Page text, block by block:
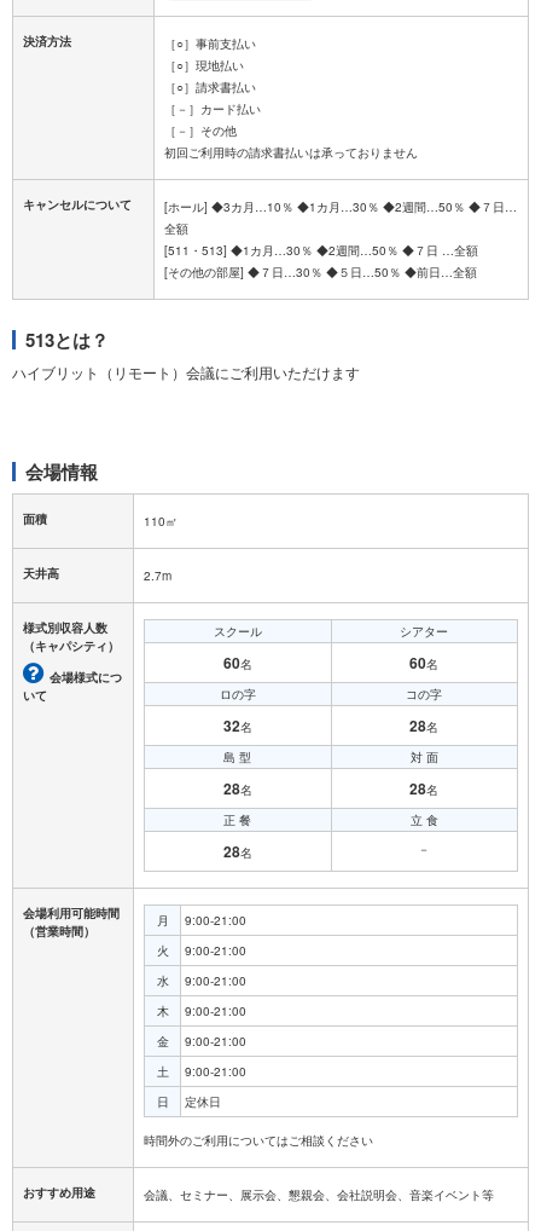
決済方法
［○］事前支払い
［○］現地払い
［○］請求書払い
［－］カード払い
［－］その他
キャンセルについて
[ホール] ◆3カ月…10％ ◆1カ月…30％ ◆2週間…50％ ◆７日…
全額
[511・513] ◆1カ月…30％ ◆2週間…50％ ◆７日 …全額
513とは？
ハイブリット（リモート）会議にご利用いただけます
会場情報
面積 110㎡
天井高 2.7m
様式別収容人数
（キャパシティ）
会場様式につ
いて
スクール
60名
シアター
60名
ロの字
32名
コの字
28名
島 型
28名
対 面
28名
正 餐
28名
立 食
－
会場利用可能時間
（営業時間）
月
9:00-21:00
火
9:00-21:00
水
9:00-21:00
木
9:00-21:00
金
9:00-21:00
土
9:00-21:00
日
定休日
おすすめ用途 会議、セミナー、展示会、懇親会、会社説明会、音楽イベント等